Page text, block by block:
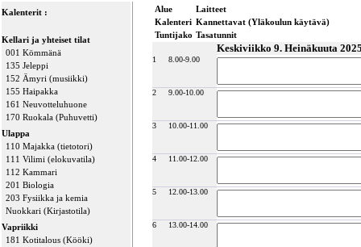
Kalenterit :
Kellari ja yhteiset tilat
001 Kömmänä
135 Jeleppi
152 Ämyri (musiikki)
155 Haipakka
161 Neuvotteluhuone
170 Ruokala (Puhuvetti)
Ulappa
110 Majakka (tietotori)
111 Vilimi (elokuvatila)
112 Kammari
201 Biologia
203 Fysiikka ja kemia
Nuokkari (Kirjastotila)
Vapriikki
181 Kotitalous (Kööki)
Alue
Laitteet
Kalenteri Kannettavat (Yläkoulun käytävä)
Tuntijako Tasatunnit
Keskiviikko 9. Heinäkuuta
1 8.00-9.00
2 9.00-10.00
3 10.00-11.00
4 11.00-12.00
5 12.00-13.00
6 13.00-14.00